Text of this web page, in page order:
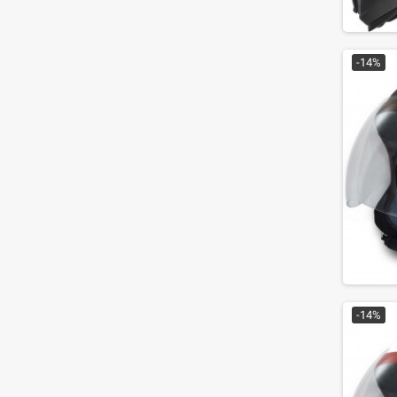
-14%
-14%